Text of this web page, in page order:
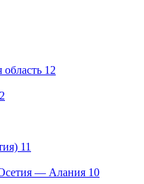
область 12
11
— Алания 10